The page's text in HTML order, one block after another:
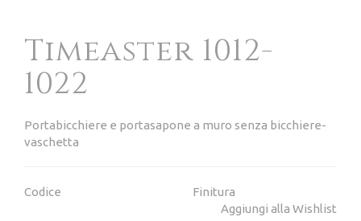
Timeaster 1012-
1022
Portabicchiere e portasapone a muro senza bicchiere-
vaschetta
Codice
Finitura
Aggiungi alla Wishlist